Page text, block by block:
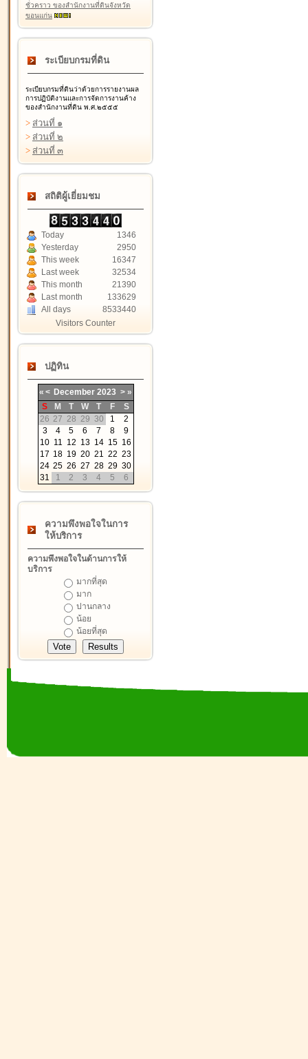
ชั่วคราว ของสำนักงานที่ดินจังหวัด
ขอนแก่น
ระเบียบกรมที่ดิน
ระเบียบกรมที่ดินว่าด้วยการรายงานผล
การปฏิบัติงานและการจัดการงานค้าง
ของสำนักงานที่ดิน พ.ศ.๒๕๕๕
> ส่วนที่ ๑
> ส่วนที่ ๒
> ส่วนที่ ๓
สถิติผู้เยี่ยมชม
Today
1346
Yesterday
2950
This week
16347
Last week
32534
This month
21390
Last month
133629
All days
8533440
Visitors Counter
ปฏิทิน
« < December 2023 > »
S
M T W T F
S
26 27 28 29 30 1
2
3
4 5 6 7 8
9
10 11 12 13 14 15 16
17 18 19 20 21 22 23
24 25 26 27 28 29 30
31
1 2 3 4 5 6
ความพึงพอใจในการ
ให้บริการ
ความพึงพอใจในด้านการให้
บริการ
มากที่สุด
มาก
ปานกลาง
น้อย
น้อยที่สุด